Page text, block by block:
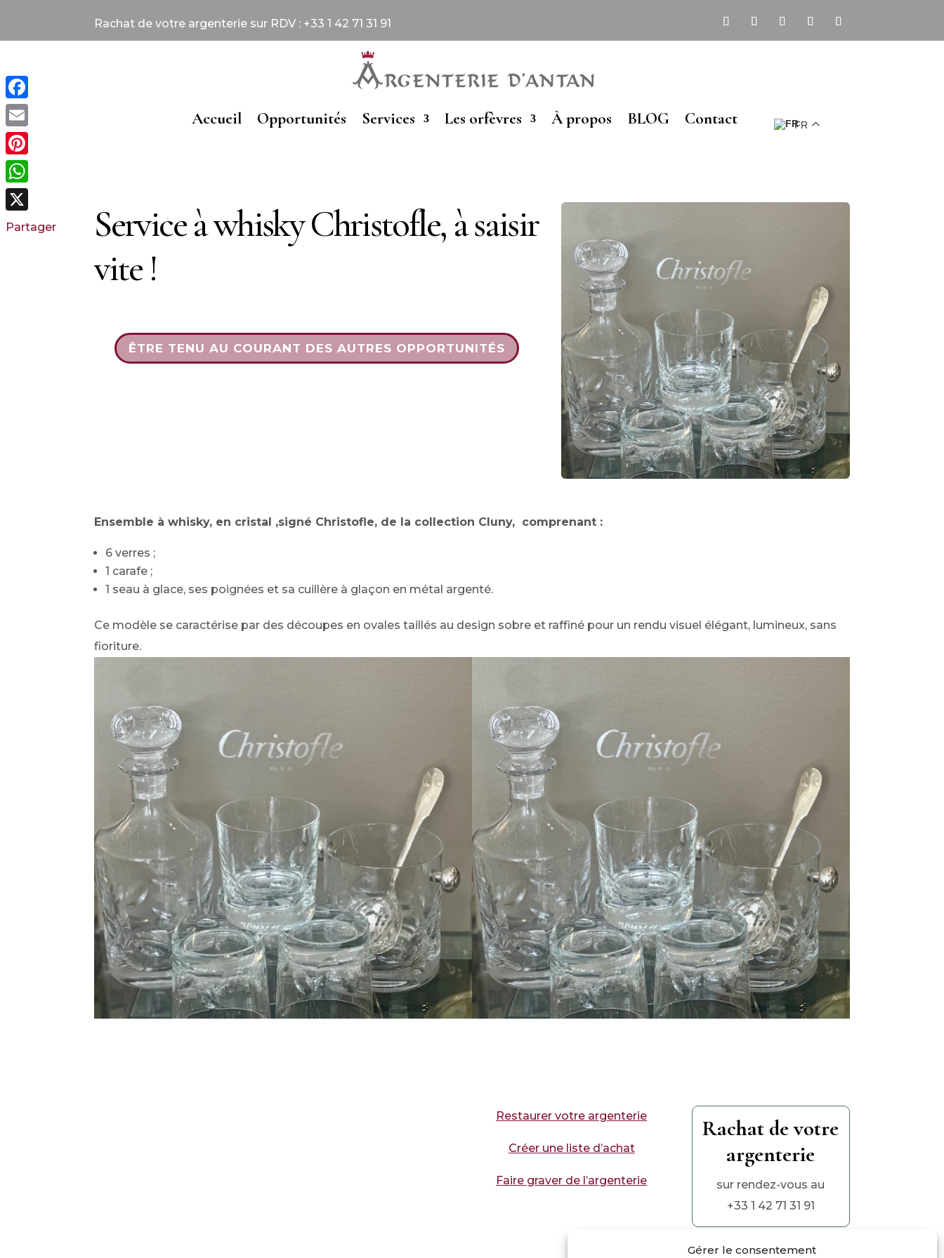
Gérer le consentement
Rachat de votre argenterie sur RDV : +33 1 42 71 31 91
Accueil Opportunités Services Les orfèvres À propos BLOG Contact FR
Service à whisky Christofle, à saisir
vite !
ÊTRE TENU AU COURANT DES AUTRES OPPORTUNITÉS
Ensemble à whisky, en cristal ,signé Christofle, de la collection Cluny, comprenant :
6 verres ;
1 carafe ;
1 seau à glace, ses poignées et sa cuillère à glaçon en métal argenté.
Ce modèle se caractérise par des découpes en ovales taillés au design sobre et raffiné pour un rendu visuel élégant, lumineux, sans
fioriture.
Restaurer votre argenterie
Créer une liste d’achat
Faire graver de l’argenterie
Rachat de votre
argenterie
sur rendez-vous au
+33 1 42 71 31 91
Facebook
Email
Pinterest
WhatsApp
X
Partager